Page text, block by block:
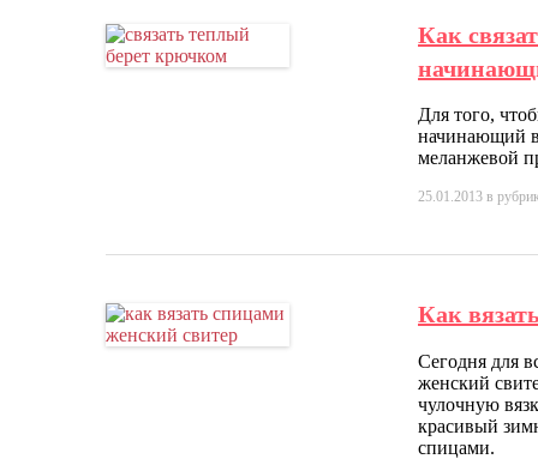
Как
Для того,
начинающий
меланжевой
25.01.2013 в
Как
Сегодня для
женский
чулочную
красивый
спицами.